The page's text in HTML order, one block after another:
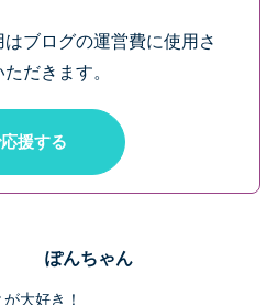
ブログの運営費に使用さ
だきます。
ぽんちゃん
大好き！